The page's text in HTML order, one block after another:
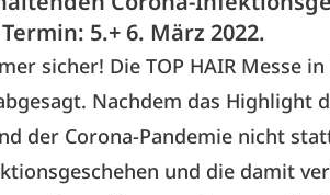
5.+ 6. März 2022.
sicher! Die TOP HAIR Messe
Nachdem das Highlight
der Corona-Pandemie nicht
und die damit